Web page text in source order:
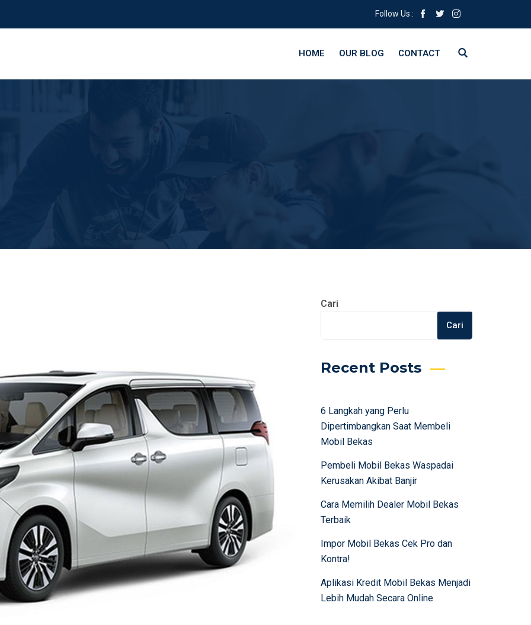
Follow Us :
HOME OUR BLOG CONTACT
Cari
Cari
Recent Posts
6 Langkah yang Perlu
Dipertimbangkan Saat Membeli
Mobil Bekas
Pembeli Mobil Bekas Waspadai
Kerusakan Akibat Banjir
Cara Memilih Dealer Mobil Bekas
Terbaik
Impor Mobil Bekas Cek Pro dan
Kontra!
Aplikasi Kredit Mobil Bekas Menjadi
Lebih Mudah Secara Online